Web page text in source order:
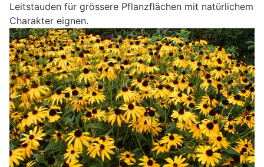
Leitstauden für grössere Pflanzflächen mit natürlichem
Charakter eignen.